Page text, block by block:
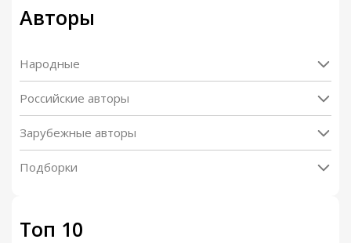
Авторы
Народные
Российские авторы
Зарубежные авторы
Подборки
Топ 10